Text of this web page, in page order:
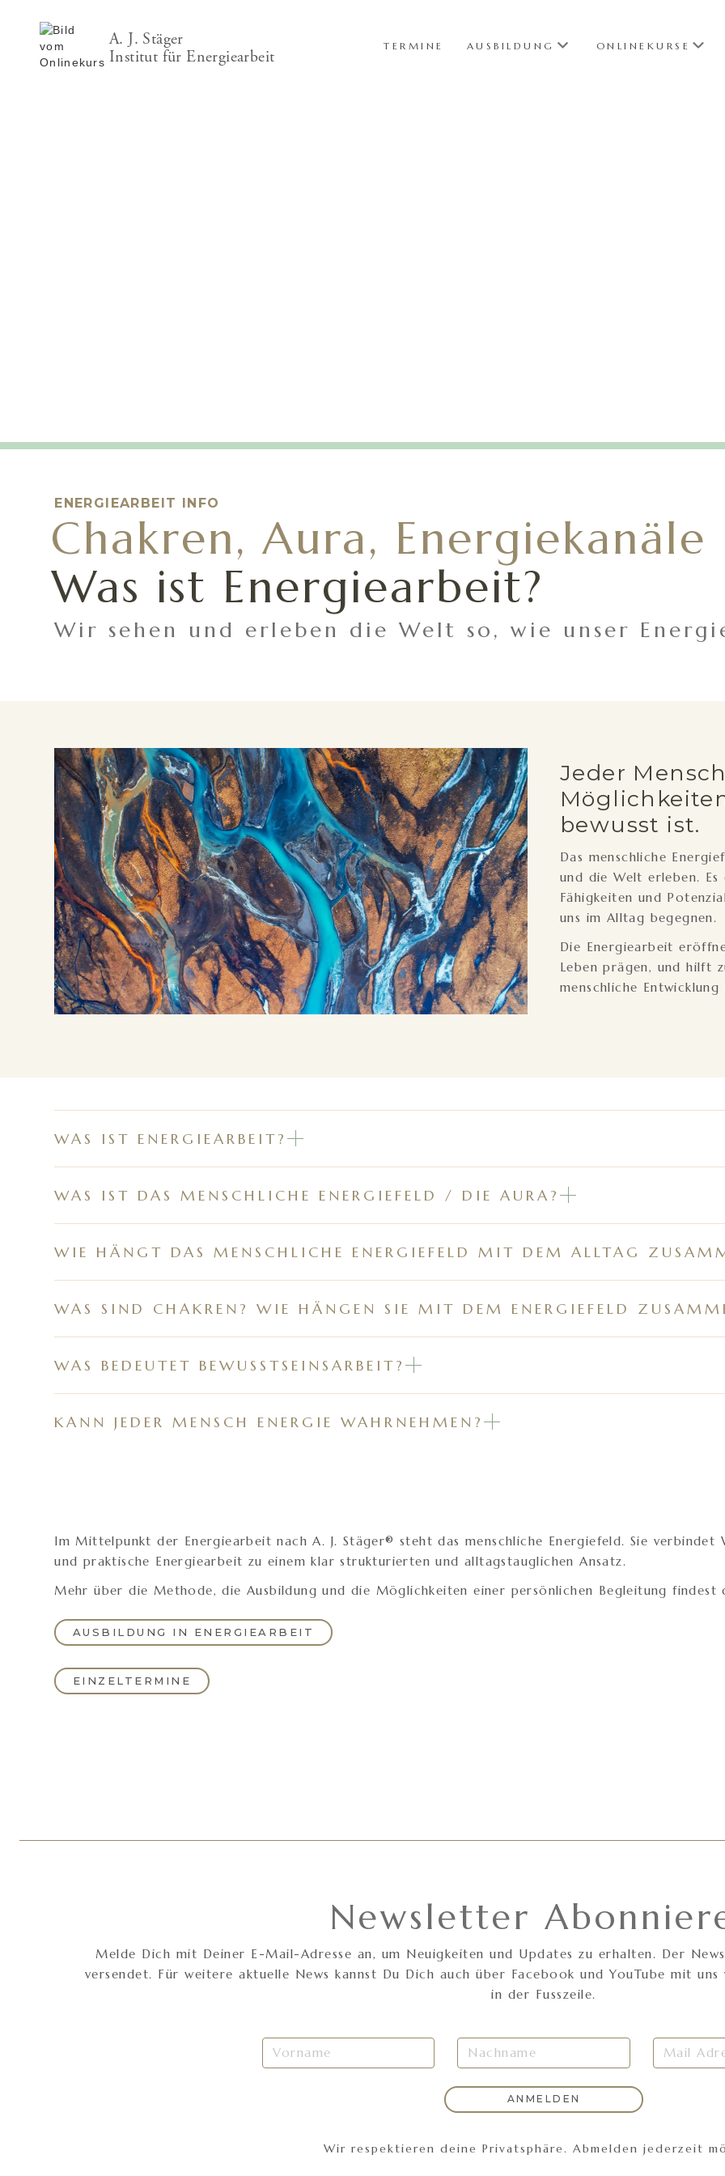
A. J. Stäger
Institut für Energiearbeit
TERMINE AUSBILDUNG ONLINEKURSE
ENERGIEARBEIT INFO
Chakren, Aura, Energiekanäle
Was ist Energiearbeit?
Wir sehen und erleben die Welt so, wie unser
Jeder
bewusst ist.
Das menschliche
und die Welt erleben.
Fähigkeiten und
uns im Alltag begegnen.
Die Energiearbeit
Leben prägen, und hilft
menschliche
WAS IST ENERGIEARBEIT?
WAS IST DAS MENSCHLICHE ENERGIEFELD / DIE AURA?
WIE HÄNGT DAS MENSCHLICHE ENERGIEFELD MIT DEM ALLTAG
WAS SIND CHAKREN? WIE HÄNGEN SIE MIT DEM ENERGIEFELD
WAS BEDEUTET BEWUSSTSEINSARBEIT?
KANN JEDER MENSCH ENERGIE WAHRNEHMEN?
Im Mittelpunkt der Energiearbeit nach A. J. Stäger® steht das menschliche Energiefeld. Sie verbindet
und praktische Energiearbeit zu einem klar strukturierten und alltagstauglichen Ansatz.
Mehr über die Methode, die Ausbildung und die Möglichkeiten einer persönlichen Begleitung findest
AUSBILDUNG IN ENERGIEARBEIT
EINZELTERMINE
Newsletter
Melde Dich mit Deiner E-Mail-Adresse an, um Neuigkeiten und Updates zu erhalten. Der
versendet. Für weitere aktuelle News kannst Du Dich auch über Facebook und YouTube mit
in der Fusszeile.
Wir respektieren deine Privatsphäre. Abmelden jederzeit